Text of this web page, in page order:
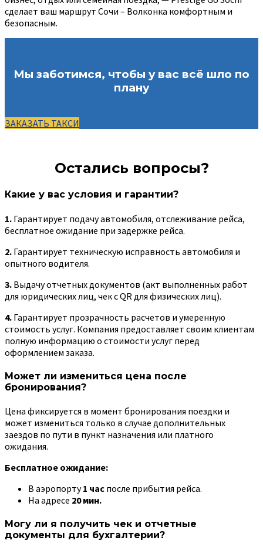
сделает ваш маршрут Сочи – Волконка комфортным и
безопасным.
Мы заботимся, чтобы у вас всё шло по
плану
ЗАКАЗАТЬ ТАКСИ
Остались вопросы?
Какие у вас условия и гарантии?
1. Гарантирует подачу автомобиля, отслеживание рейса,
бесплатное ожидание при задержке рейса.
2. Гарантирует техническую исправность автомобиля и
опытного водителя.
3. Выдачу отчетных документов (акт выполненных работ
для юридических лиц, чек с QR для физических лиц).
4. Гарантирует прозрачность расчетов и умеренную
стоимость услуг. Компания предоставляет своим клиентам
полную информацию о стоимости услуг перед
оформлением заказа.
Может ли измениться цена после
бронирования?
Цена фиксируется в момент бронирования поездки и
может измениться только в случае дополнительных
заездов по пути в пункт назначения или платного
ожидания.
Бесплатное ожидание:
В аэропорту1 час после прибытия рейса.
На адресе 20 мин.
Могу ли я получить чек и отчетные
документы для бухгалтерии?